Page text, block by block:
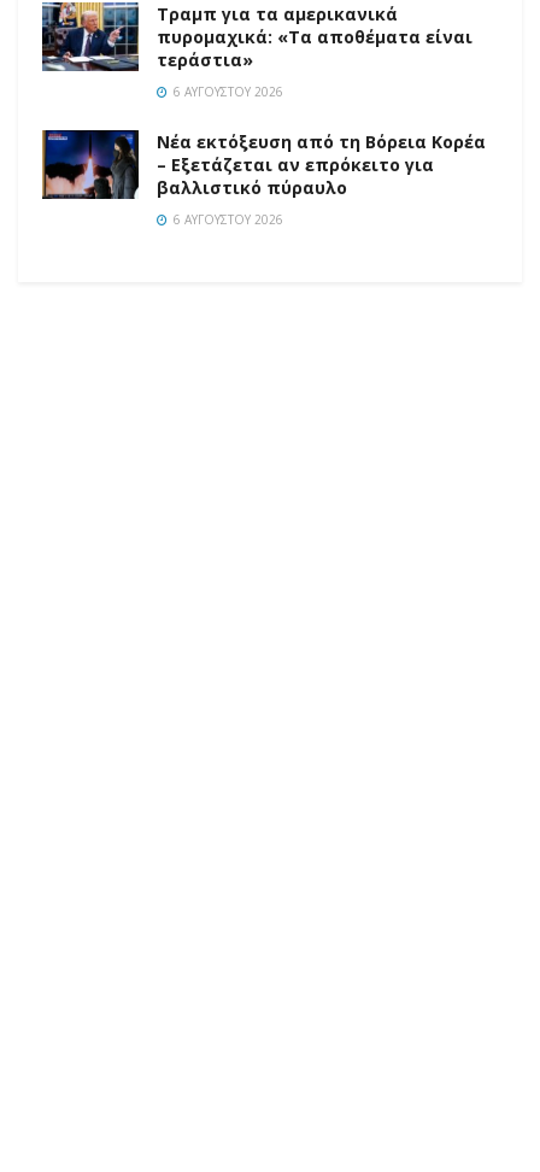
Τραμπ για τα αμερικανικά
πυρομαχικά: «Τα αποθέματα είναι
τεράστια»
6 ΑΥΓΟΎΣΤΟΥ 2026
Νέα εκτόξευση από τη Βόρεια Κορέα
– Εξετάζεται αν επρόκειτο για
βαλλιστικό πύραυλο
6 ΑΥΓΟΎΣΤΟΥ 2026